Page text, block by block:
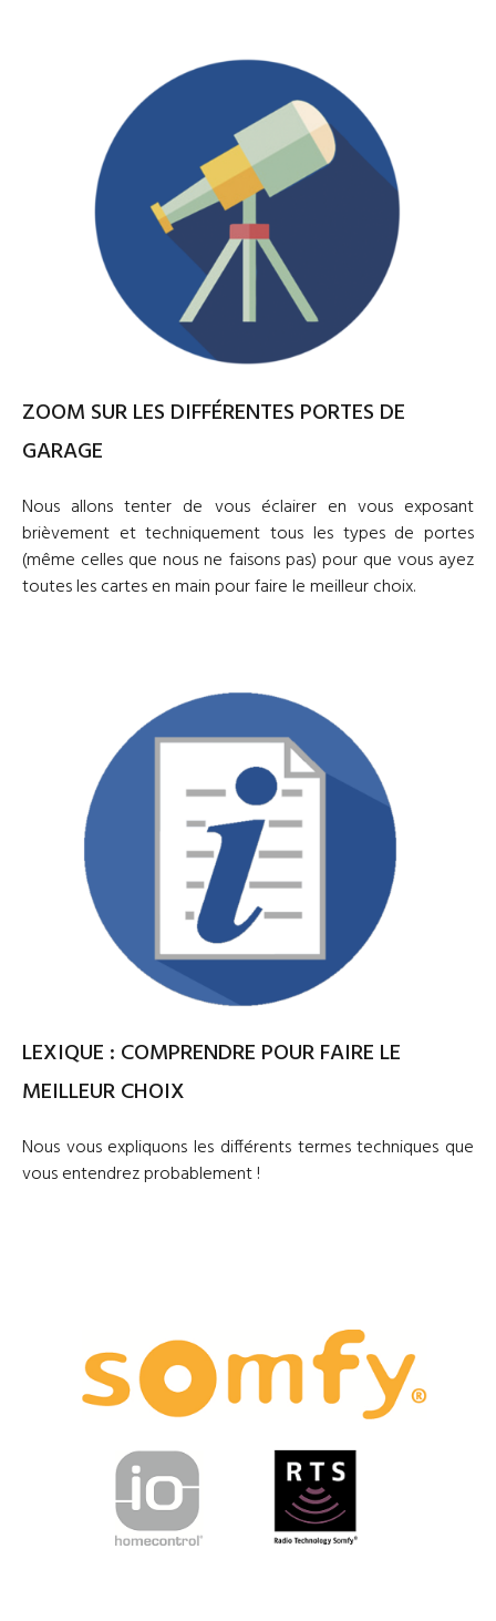
ZOOM SUR LES DIFFÉRENTES PORTES DE
GARAGE
Nous allons tenter de vous éclairer en vous exposant
brièvement et techniquement tous les types de portes
(même celles que nous ne faisons pas) pour que vous ayez
toutes les cartes en main pour faire le meilleur choix.
LEXIQUE : COMPRENDRE POUR FAIRE LE
MEILLEUR CHOIX
Nous vous expliquons les différents termes techniques que
vous entendrez probablement !